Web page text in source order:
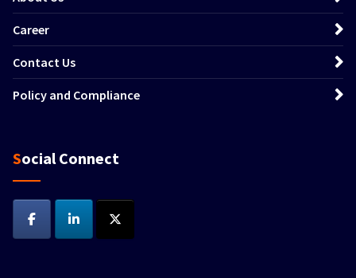
Career
Contact Us
Policy and Compliance
Social Connect